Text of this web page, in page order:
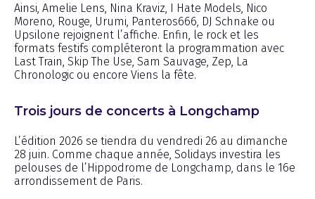
Ainsi, Amelie Lens, Nina Kraviz, I Hate Models, Nico
Moreno, Rouge, Urumi, Panteros666, DJ Schnake ou
Upsilone rejoignent l’affiche. Enfin, le rock et les
formats festifs compléteront la programmation avec
Last Train, Skip The Use, Sam Sauvage, Zep, La
Chronologic ou encore Viens la fête.
Trois jours de concerts à Longchamp
L’édition 2026 se tiendra du vendredi 26 au dimanche
28 juin. Comme chaque année, Solidays investira les
pelouses de l’Hippodrome de Longchamp, dans le 16e
arrondissement de Paris.